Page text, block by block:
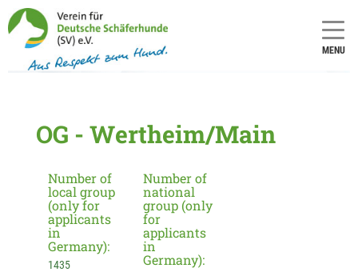
MENU
OG - Wertheim/Main
Number of
local group
(only for
applicants
in
Germany):
1435
Number of
national
group (only
for
applicants
in
Germany):